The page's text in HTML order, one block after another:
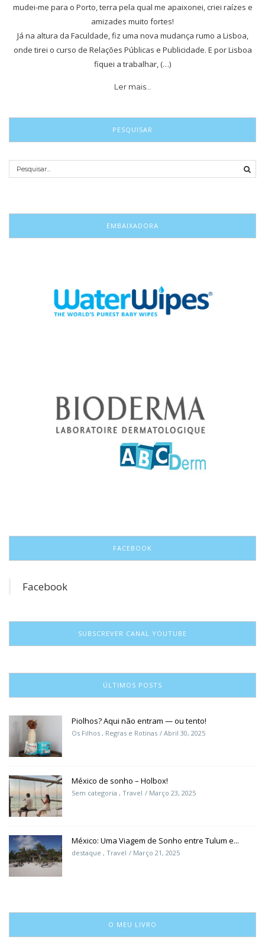
mudei-me para o Porto, terra pela qual me apaixonei, criei raízes e
amizades muito fortes!
Já na altura da Faculdade, fiz uma nova mudança rumo a Lisboa,
onde tirei o curso de Relações Públicas e Publicidade. E por Lisboa
fiquei a trabalhar, (…)
Ler mais…
PESQUISAR
EMBAIXADORA
FACEBOOK
Facebook
SUBSCREVER CANAL YOUTUBE
ÚLTIMOS POSTS
Piolhos? Aqui não entram — ou tento!
Os Filhos , Regras e Rotinas Abril 30, 2025
México de sonho – Holbox!
Sem categoria , Travel Março 23, 2025
México: Uma Viagem de Sonho entre Tulum e...
destaque , Travel Março 21, 2025
O MEU LIVRO